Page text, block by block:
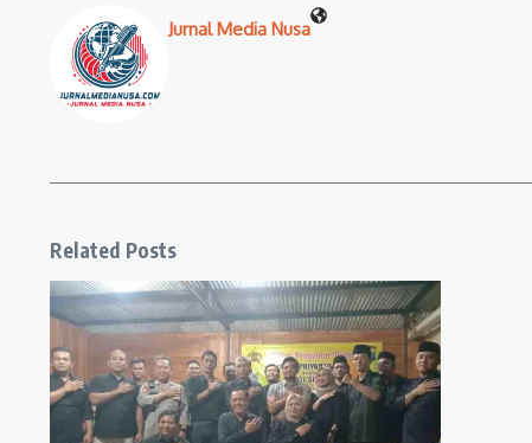
Jurnal Media Nusa
Related Posts